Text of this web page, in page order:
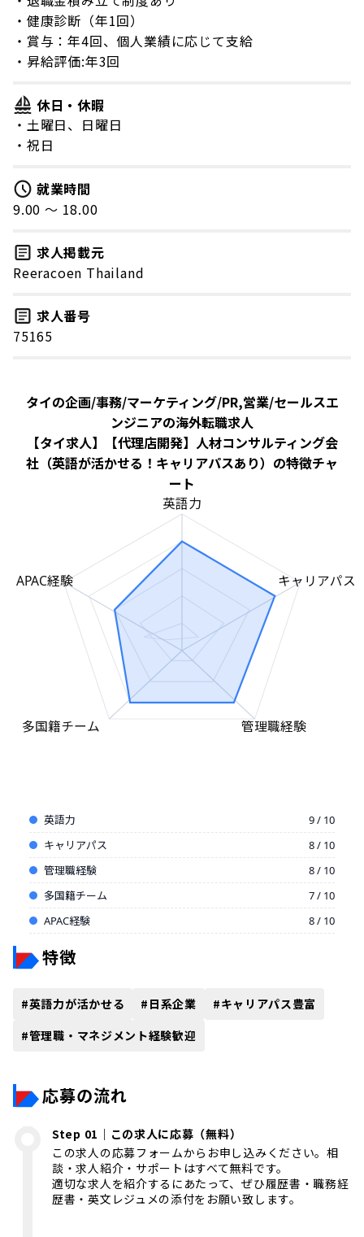
・健康診断（年1回）
・賞与：年4回、個人業績に応じて支給
・昇給評価:年3回
休日・休暇
・土曜日、日曜日
・祝日
就業時間
9.00 〜 18.00
求人掲載元
Reeracoen Thailand
求人番号
75165
タイの企画/事務/マーケティング/PR,営業/セールスエ
ンジニアの海外転職求人
【タイ求人】【代理店開発】人材コンサルティング会
社（英語が活かせる！キャリアパスあり）の特徴チャ
ート
英語力
キャリアパス
管理職経験
多国籍チーム
APAC経験
英語力
9 / 10
キャリアパス
8 / 10
管理職経験
8 / 10
多国籍チーム
7 / 10
APAC経験
8 / 10
特徴
#英語力が活かせる # 日系企業 #キャリアパス豊富
#管理職・マネジメント経験歓迎
応募の流れ
Step 01｜この求人に応募（無料）
この求人の応募フォームからお申し込みください。相
談・求人紹介・サポートはすべて無料です。
適切な求人を紹介するにあたって、ぜひ履歴書・職務経
歴書・英文レジュメの添付をお願い致します。